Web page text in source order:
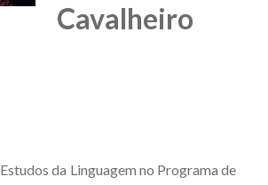
Cavalheiro
da Linguagem no Programa de